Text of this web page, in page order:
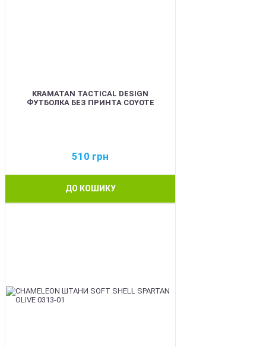
KRAMATAN TACTICAL DESIGN
ФУТБОЛКА БЕЗ ПРИНТА COYOTE
510 грн
ДО КОШИКУ